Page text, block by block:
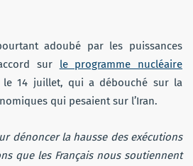
adoubé par les puissances
sur le programme nucléaire
le 14 juillet, qui a débouché sur la
qui pesaient sur l’Iran.
dénoncer la hausse des exécutions
que les Français nous soutiennent